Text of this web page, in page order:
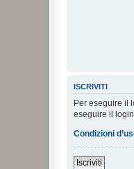
ISCRIVITI
Per eseguire il
eseguire il
Condizioni
Iscriviti